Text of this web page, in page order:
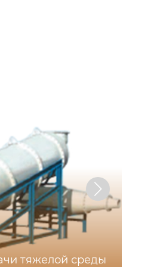
тяжелой среды